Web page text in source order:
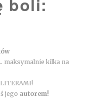
boli:
maksymalnie kilka na
jego autorem!